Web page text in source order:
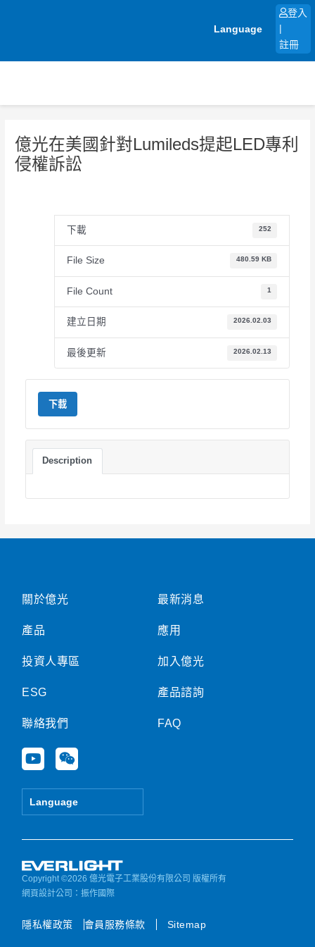
Language
登入
註冊
億光在美國針對Lumileds提起LED專利
侵權訴訟
下載 252
File Size 480.59 KB
File Count 1
建立日期 2026.02.03
最後更新 2026.02.13
下載
Description
關於億光
產品
投資人專區
ESG
聯絡我們
Y
o
u
e
W
e
i
Language
最新消息
應用
加入億光
產品諮詢
FAQ
Copyright ©2026 億光電子工業股份有限公司 版權所有
網頁設計公司 ：振作國際
隱私權政策 會員服務條款 Sitemap